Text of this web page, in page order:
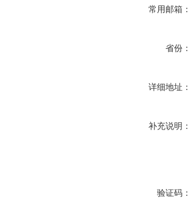
常用邮箱：
省份：
详细地址：
补充说明：
验证码：